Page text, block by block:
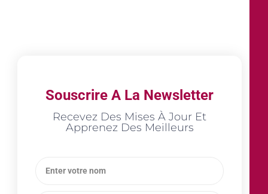
Souscrire A La Newsletter
Recevez Des Mises À Jour Et
Apprenez Des Meilleurs